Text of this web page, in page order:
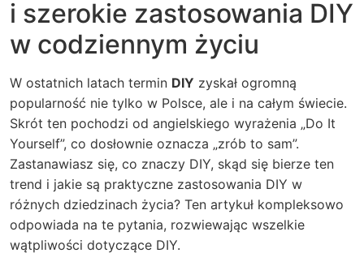
i szerokie zastosowania DIY
w codziennym życiu
W ostatnich latach termin DIY zyskał ogromną
popularność nie tylko w Polsce, ale i na całym świecie.
Skrót ten pochodzi od angielskiego wyrażenia „Do It
Yourself”, co dosłownie oznacza „zrób to sam”.
Zastanawiasz się, co znaczy DIY, skąd się bierze ten
trend i jakie są praktyczne zastosowania DIY w
różnych dziedzinach życia? Ten artykuł kompleksowo
odpowiada na te pytania, rozwiewając wszelkie
wątpliwości dotyczące DIY.